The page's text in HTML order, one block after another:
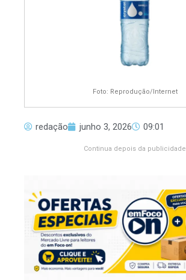
Foto: Reprodução/Internet
redação junho 3, 2026 09:01
Continua depois da publicidade